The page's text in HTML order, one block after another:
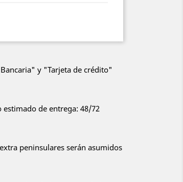
y "Tarjeta de crédito"
de entrega: 48/72
peninsulares serán asumidos